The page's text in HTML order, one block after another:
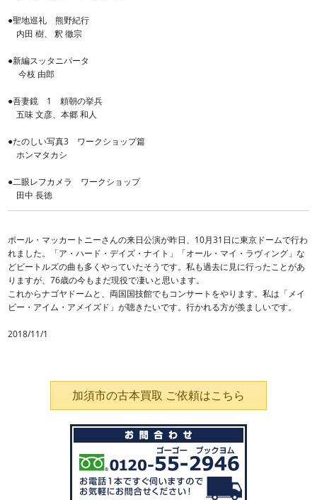
●聖地巡礼 熊野紀行
内田 樹、 釈 徹宗
●新編スッタニパータ
今枝 由郎
●吾妻鏡 1 頼朝の挙兵
五味 文彦、本郷 和人
●たのしい写真3 ワークショップ篇
ホンマタカシ
●二眼レフカメラ ワークショップ
田中 長徳
ポール・マッカートニーさんの来日公演が昨日、10月31日に東京ドームで行わ
れました。「ア・ハード・デイズ・ナイト」「オール・マイ・ラヴィング」な
どビートルズの曲も多くやっていたそうです。私も過去に見に行ったことがあ
りますが、76歳の今もまだ現役で凄いと思います。
これからナゴヤドームと、両国国技館でもコンサートをやります。私は「メイ
ビー・アイム・アメイズド」が聴きたいです。行かれる方が羨ましいです。
2018/11/1
加須市の古本買取 ご依頼はこちら